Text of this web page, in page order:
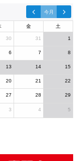
今月
金 土
30 31 1
6 7 8
13 14 15
20 21 22
27 28 29
3 4 5